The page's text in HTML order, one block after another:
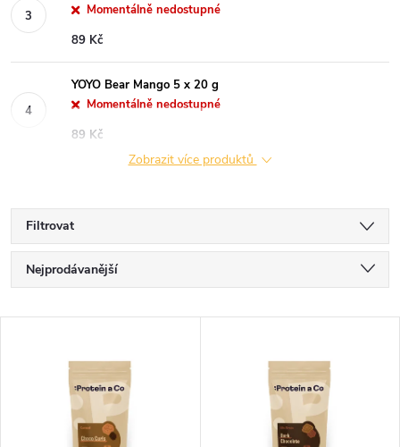
Momentálně nedostupné
89 Kč
YOYO Bear Mango 5 x 20 g
Momentálně nedostupné
89 Kč
Zobrazit více produktů
Filtrovat
Ř
a
Nejprodávanější